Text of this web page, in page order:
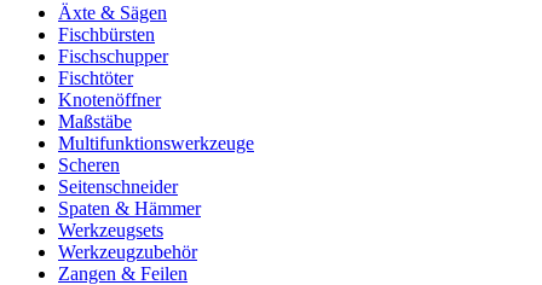
Äxte & Sägen
Fischbürsten
Fischschupper
Fischtöter
Knotenöffner
Maßstäbe
Multifunktionswerkzeuge
Scheren
Seitenschneider
Spaten & Hämmer
Werkzeugsets
Werkzeugzubehör
Zangen & Feilen